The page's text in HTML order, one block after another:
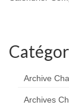
Archive
Archives